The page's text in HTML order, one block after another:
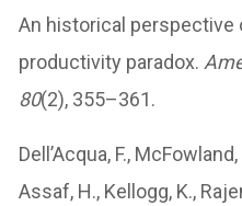
An historical perspective
productivity paradox.
80(2), 355–361.
Dell’Acqua, F.,
Assaf, H., Kellogg, K.,